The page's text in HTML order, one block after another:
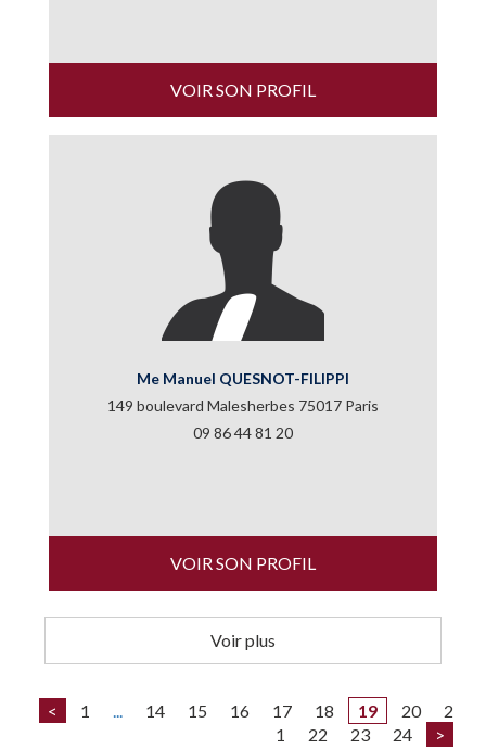
VOIR SON PROFIL
Me Manuel QUESNOT-FILIPPI
149 boulevard Malesherbes 75017 Paris
09 86 44 81 20
VOIR SON PROFIL
Voir plus
< 1 ... 14 15 16 17 18 19 20
2
1
22 23 24 >